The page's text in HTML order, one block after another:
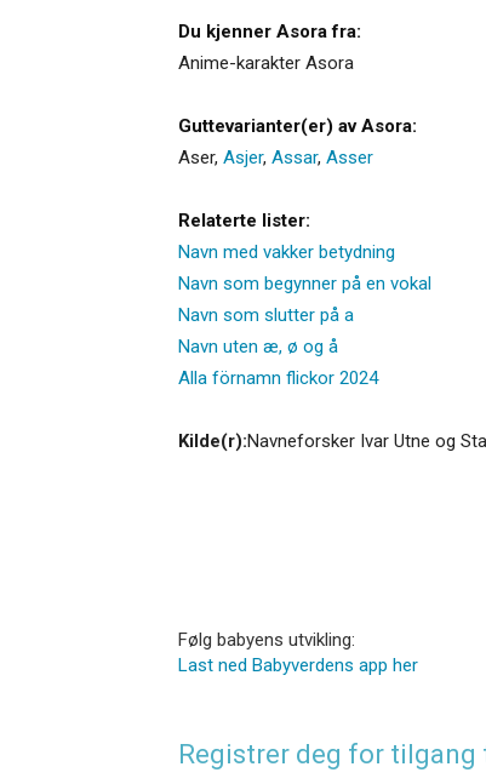
Du kjenner Asora fra:
Anime-karakter Asora
Guttevarianter(er) av Asora:
Aser, Asjer, Assar, Asser
Relaterte lister:
Navn med vakker betydning
Navn som begynner på en vokal
Navn som slutter på a
Navn uten æ, ø og å
Alla förnamn flickor 2024
Kilde(r):Navneforsker Ivar Utne og
Følg babyens utvikling:
Last ned Babyverdens app her
Registrer deg for tilgang